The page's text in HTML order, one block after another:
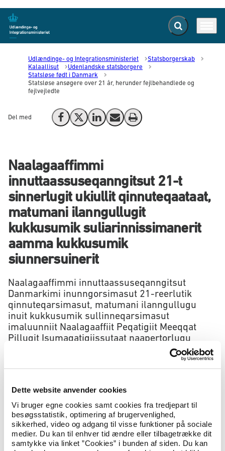
Dette website anvender cookies
Vi bruger egne cookies samt cookies fra tredjepart til
besøgsstatistik, optimering af brugervenlighed,
sikkerhed, video og adgang til visse funktioner på sociale
medier. Du kan til enhver tid ændre eller tilbagetrække dit
samtykke via linket ”Cookies” i bunden af siden. Du kan
Gå til forsiden Fold søgefelt ud
Udlændinge- og Integrationsministeriet
Statsborgerskab
Kalaallisut
Udenlandske statsborgere
Statsløse født i Danmark
Statsløse ansøgere over 21 år, herunder fejlbehandlede og
fejlvejledte
Del med Del på Facebook
Del på X (Twitter)
Del på LinkedIn
Send email
Print
Naalagaaffimmi
innuttaassuseqanngitsut 21-t
sinnerlugit ukiullit qinnuteqaataat,
matumani ilanngullugit
kukkusumik suliarinnissimanerit
aamma kukkusumik
siunnersuinerit
Naalagaaffimmi innuttaassuseqanngitsut
Danmarkimi inunngorsimasut 21-reerlutik
qinnuteqarsimasut, matumani ilanngullugu
inuit kukkusumik sullinneqarsimasut
imaluunniit Naalagaaffiit Peqatigiit Meeqqat
Pillugit Isumaqatigiissutaat naapertorlugu
naalagaaffimmi innuttaassuseqannginnerup
Peqatigiit isumaqatigiissutaa uani
atuarsinnaavatit.
Danmarkimi naalagaaffimmi innutaanngitsutut
inunngorsimagaanni 21-ileereernermilu danskisut
innuttaassuseqalerumalluni qinnuteqaraanni Naalagaaffiit